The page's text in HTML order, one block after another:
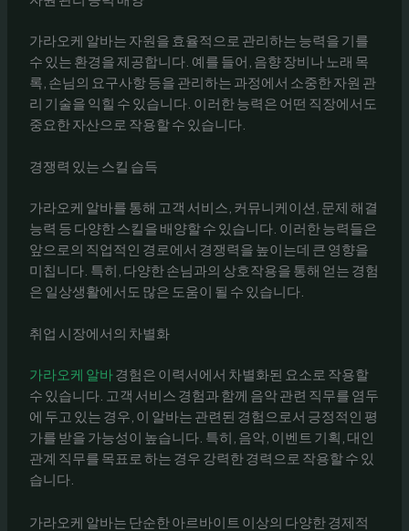
가라오케 알바는 자원을 효율적으로 관리하는 능력을 기를
수 있는 환경을 제공합니다. 예를 들어, 음향 장비나 노래 목
록, 손님의 요구사항 등을 관리하는 과정에서 소중한 자원 관
리 기술을 익힐 수 있습니다. 이러한 능력은 어떤 직장에서도
중요한 자산으로 작용할 수 있습니다.
경쟁력 있는 스킬 습득
가라오케 알바를 통해 고객 서비스, 커뮤니케이션, 문제 해결
능력 등 다양한 스킬을 배양할 수 있습니다. 이러한 능력들은
앞으로의 직업적인 경로에서 경쟁력을 높이는데 큰 영향을
미칩니다. 특히, 다양한 손님과의 상호작용을 통해 얻는 경험
은 일상생활에서도 많은 도움이 될 수 있습니다.
취업 시장에서의 차별화
가라오케 알바경험은 이력서에서 차별화된 요소로 작용할
수 있습니다. 고객 서비스 경험과 함께 음악 관련 직무를 염두
에 두고 있는 경우, 이 알바는 관련된 경험으로서 긍정적인 평
가를 받을 가능성이 높습니다. 특히, 음악, 이벤트 기획, 대인
관계 직무를 목표로 하는 경우 강력한 경력으로 작용할 수 있
습니다.
가라오케 알바는 단순한 아르바이트 이상의 다양한 경제적